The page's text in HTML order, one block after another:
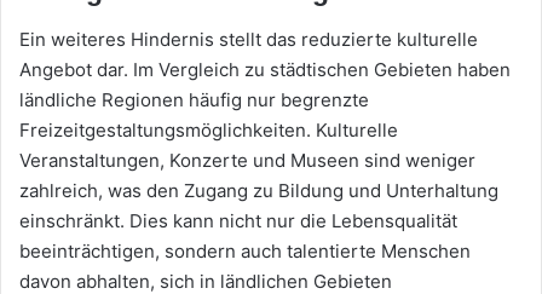
Ein weiteres Hindernis stellt das reduzierte kulturelle
Angebot dar. Im Vergleich zu städtischen Gebieten haben
ländliche Regionen häufig nur begrenzte
Freizeitgestaltungsmöglichkeiten. Kulturelle
Veranstaltungen, Konzerte und Museen sind weniger
zahlreich, was den Zugang zu Bildung und Unterhaltung
einschränkt. Dies kann nicht nur die Lebensqualität
beeinträchtigen, sondern auch talentierte Menschen
davon abhalten, sich in ländlichen Gebieten